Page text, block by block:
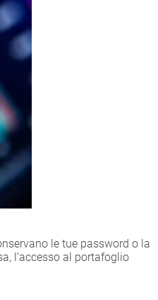
le tue password o la
l’accesso al portafoglio